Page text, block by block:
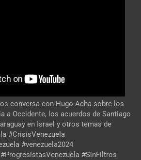
conversa con Hugo Acha sobre los
a Occidente, los acuerdos de Santiago
en Israel y otros temas de
#CrisisVenezuela
#venezuela2024
#SinFiltros